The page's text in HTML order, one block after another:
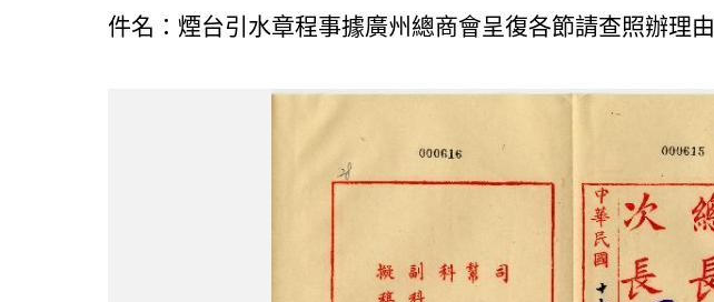
件名：煙台引水章程事據廣州總商會呈復各節請查照辦理由